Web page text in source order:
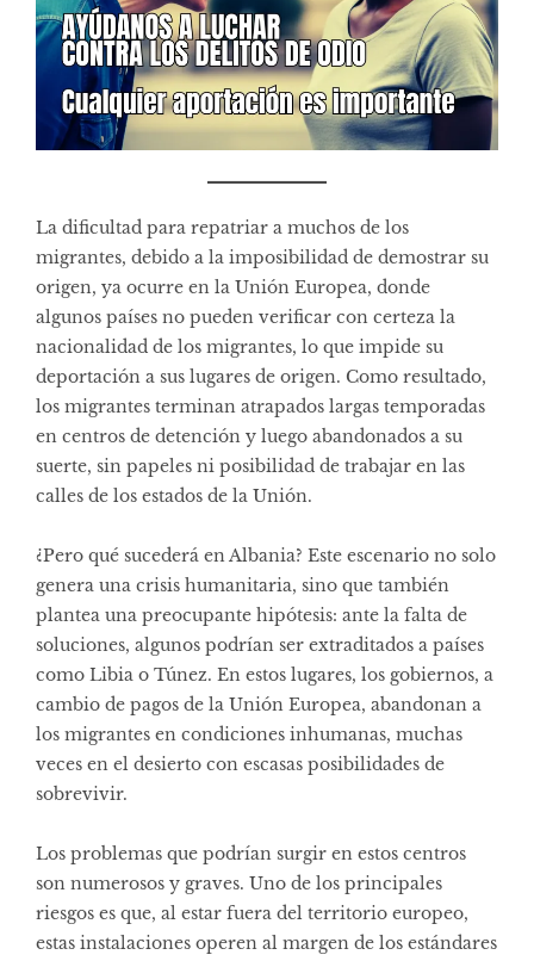
La dificultad para repatriar a muchos de los
migrantes, debido a la imposibilidad de demostrar su
origen, ya ocurre en la Unión Europea, donde
algunos países no pueden verificar con certeza la
nacionalidad de los migrantes, lo que impide su
deportación a sus lugares de origen. Como resultado,
los migrantes terminan atrapados largas temporadas
en centros de detención y luego abandonados a su
suerte, sin papeles ni posibilidad de trabajar en las
calles de los estados de la Unión.
¿Pero qué sucederá en Albania? Este escenario no solo
genera una crisis humanitaria, sino que también
plantea una preocupante hipótesis: ante la falta de
soluciones, algunos podrían ser extraditados a países
como Libia o Túnez. En estos lugares, los gobiernos, a
cambio de pagos de la Unión Europea, abandonan a
los migrantes en condiciones inhumanas, muchas
veces en el desierto con escasas posibilidades de
sobrevivir.
Los problemas que podrían surgir en estos centros
son numerosos y graves. Uno de los principales
riesgos es que, al estar fuera del territorio europeo,
estas instalaciones operen al margen de los estándares